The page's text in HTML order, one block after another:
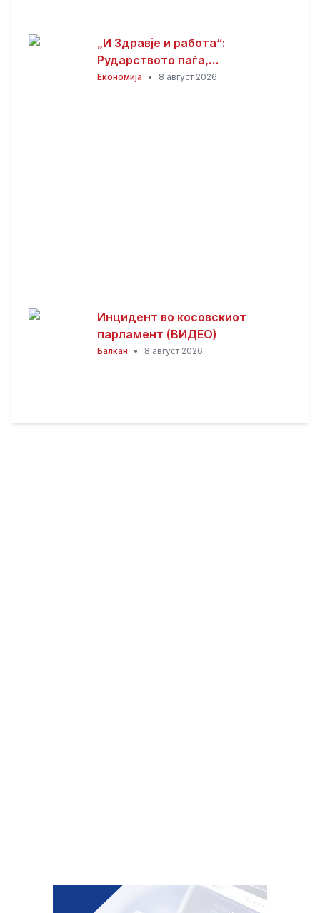
„И Здравје и работа“:
Рударството паѓа,
инвестициите стојат –
Економија • 8 август 2026
Инцидент во косовскиот
парламент (ВИДЕО)
Балкан • 8 август 2026